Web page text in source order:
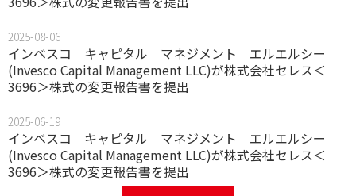
2025-08-06
インベスコ キャピタル マネジメント エルエルシー
(Invesco Capital Management LLC)が株式会社セレス＜
3696＞株式の変更報告書を提出
2025-06-19
インベスコ キャピタル マネジメント エルエルシー
(Invesco Capital Management LLC)が株式会社セレス＜
3696＞株式の変更報告書を提出